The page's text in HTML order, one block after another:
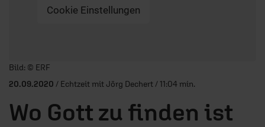
Cookie Einstellungen
Player starten/anhalten
Bild: © ERF
20.09.2020 / Echtzeit mit Jörg Dechert / 11:04 min.
Wo Gott zu finden ist